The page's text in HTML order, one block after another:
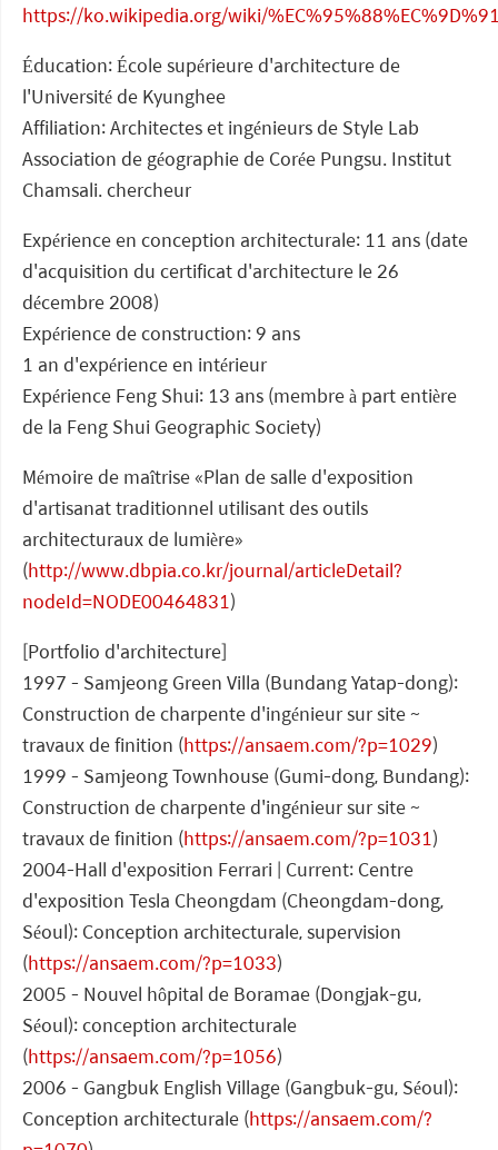
https://ko.wikipedia.org/wiki/
Éducation: École supérieure d'architecture de
l'Université de Kyunghee
Affiliation: Architectes et ingénieurs de Style Lab
Association de géographie de Corée Pungsu. Institut
Chamsali. chercheur
Expérience en conception architecturale: 11 ans (date
d'acquisition du certificat d'architecture le 26
décembre 2008)
Expérience de construction: 9 ans
1 an d'expérience en intérieur
Expérience Feng Shui: 13 ans (membre à part entière
de la Feng Shui Geographic Society)
Mémoire de maîtrise «Plan de salle d'exposition
d'artisanat traditionnel utilisant des outils
architecturaux de lumière»
(http://www.dbpia.co.kr/journal/articleDetail?
nodeId=NODE00464831)
[Portfolio d'architecture]
1997 - Samjeong Green Villa (Bundang Yatap-dong):
Construction de charpente d'ingénieur sur site ~
travaux de finition (https://ansaem.com/?p=1029)
1999 - Samjeong Townhouse (Gumi-dong, Bundang):
Construction de charpente d'ingénieur sur site ~
travaux de finition (https://ansaem.com/?p=1031)
2004-Hall d'exposition Ferrari | Current: Centre
d'exposition Tesla Cheongdam (Cheongdam-dong,
Séoul): Conception architecturale, supervision
(https://ansaem.com/?p=1033)
2005 - Nouvel hôpital de Boramae (Dongjak-gu,
Séoul): conception architecturale
(https://ansaem.com/?p=1056)
2006 - Gangbuk English Village (Gangbuk-gu, Séoul):
Conception architecturale (https://ansaem.com/?